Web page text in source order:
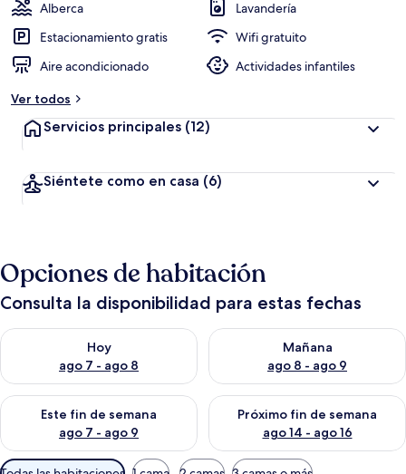
Alberca
Lavandería
Estacionamiento gratis
Wifi gratuito
Aire acondicionado
Actividades infantiles
Ver todos
Servicios principales (12)
Siéntete como en casa (6)
Opciones de habitación
Consulta la disponibilidad para estas fechas
Hoy
ago 7 - ago 8
Consulta la disponibilidad para hoy ago 7 - ago 8
Mañana
ago 8 - ago 9
Consulta la disponibilidad
Este fin de semana
ago 7 - ago 9
Consulta la disponibilidad para este fin de semana ago 7 -
Próximo fin de semana
ago 14 - ago 16
Consulta la disponibilidad
Filtros